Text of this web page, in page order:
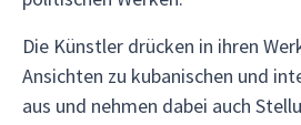
Die Künstler drücken in ihren
Ansichten zu kubanischen und
aus und nehmen dabei auch